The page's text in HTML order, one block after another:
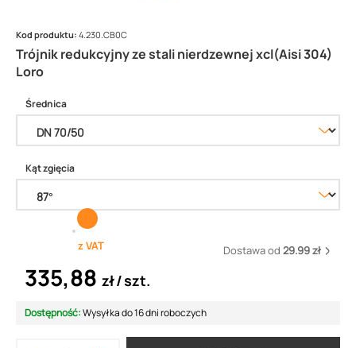
Trójnik redukcyjny ze stali nierdzewnej xcl(Aisi 304)
Loro
Kod produktu: 4.230.CB0C
Średnica
Kąt zgięcia
z VAT Dostawa od 29.99 zł
335,88 zł szt.
Dostępność:Wysyłka do 16 dni roboczych